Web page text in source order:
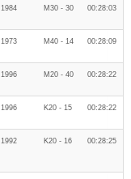
1984 M30 - 30 00:28:03
1973 M40 - 14 00:28:09
1996 M20 - 40 00:28:22
1996 K20 - 15 00:28:22
1992 K20 - 16 00:28:25